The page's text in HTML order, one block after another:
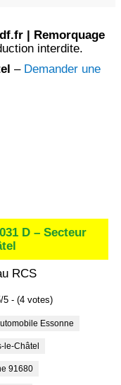
| Remorquage
interdite.
– Demander une
D – Secteur
RCS
5 - (4 votes)
Essonne
le-Châtel
91680